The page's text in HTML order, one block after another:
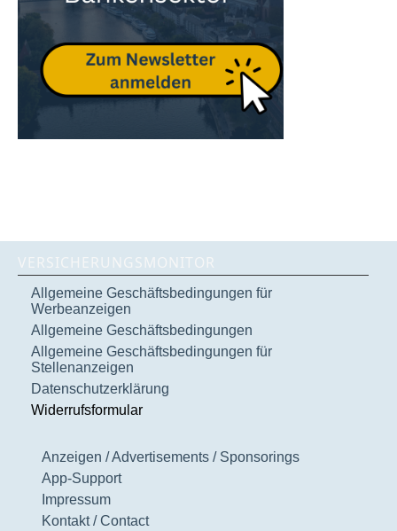
VERSICHERUNGSMONITOR
Allgemeine Geschäftsbedingungen für
Werbeanzeigen
Allgemeine Geschäftsbedingungen
Allgemeine Geschäftsbedingungen für
Stellenanzeigen
Datenschutzerklärung
Widerrufsformular
Anzeigen / Advertisements / Sponsorings
App-Support
Impressum
Kontakt / Contact